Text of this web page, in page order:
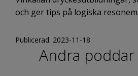
och ger tips på logiska
Publicerad: 2023-11-18
Andra poddar